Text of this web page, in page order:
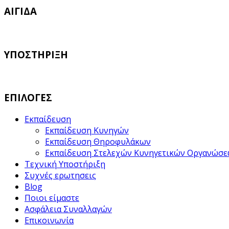
ΑΙΓΙΔΑ
ΥΠΟΣΤΗΡΙΞΗ
ΕΠΙΛΟΓΕΣ
Εκπαίδευση
Εκπαίδευση Κυνηγών
Εκπαίδευση Θηροφυλάκων
Εκπαίδευση Στελεχών Κυνηγετικών
Τεχνική Υποστήριξη
Συχνές ερωτησεις
Blog
Ποιοι είμαστε
Ασφάλεια Συναλλαγών
Επικοινωνία